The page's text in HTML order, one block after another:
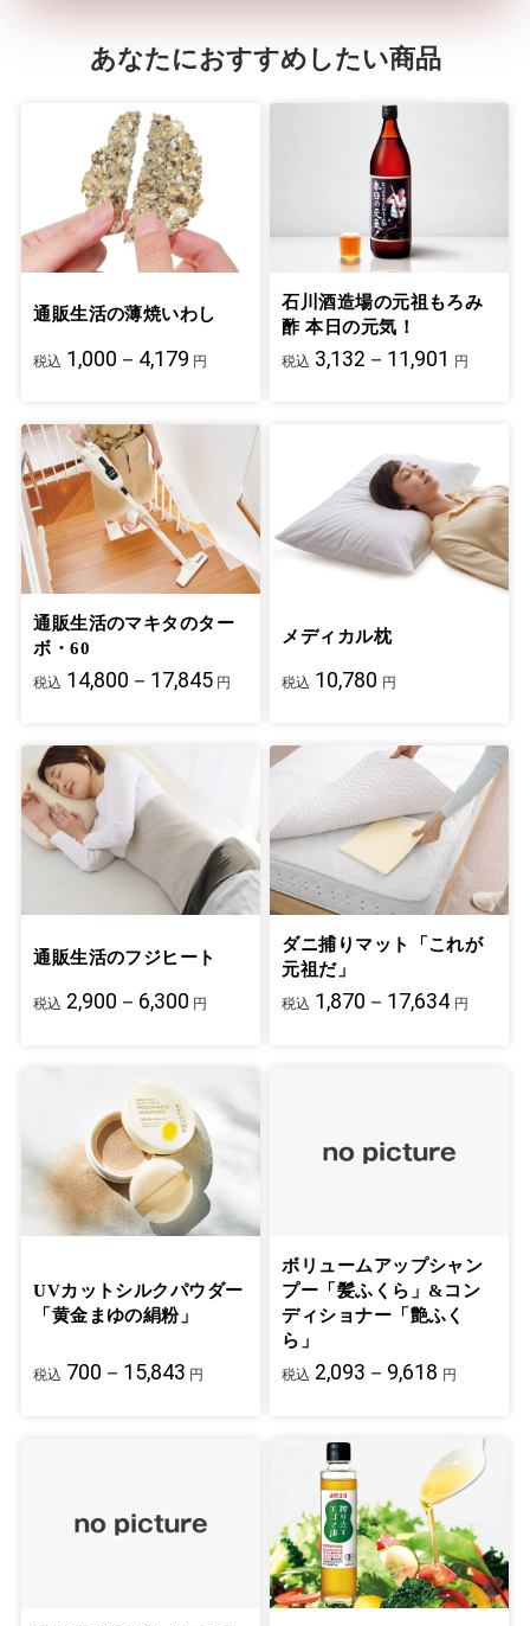
あなたにおすすめしたい商品
通販生活の薄焼いわし
税込 1,000－4,179 円
石川酒造場の元祖もろみ
酢 本日の元気！
税込 3,132－11,901 円
通販生活のマキタのター
ボ・60
税込 14,800－17,845 円
メディカル枕
税込 10,780 円
通販生活のフジヒート
税込 2,900－6,300 円
ダニ捕りマット「これが
元祖だ」
税込 1,870－17,634 円
UVカットシルクパウダー
「黄金まゆの絹粉」
税込 700－15,843 円
ボリュームアップシャン
プー「髪ふくら」&コン
ディショナー「艶ふく
ら」
税込 2,093－9,618 円